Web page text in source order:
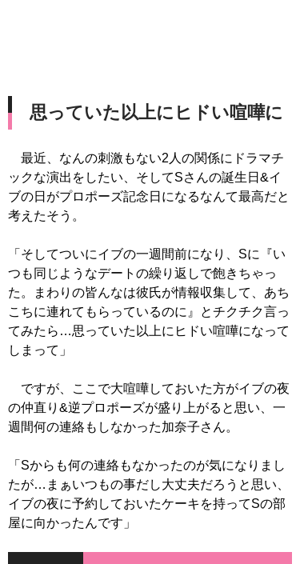
思っていた以上にヒドい喧嘩に
最近、なんの刺激もない2人の関係にドラマチ
ックな演出をしたい、そしてSさんの誕生日&イ
ブの日がプロポーズ記念日になるなんて最高だと
考えたそう。
「そしてついにイブの一週間前になり、Sに『い
つも同じようなデートの繰り返しで飽きちゃっ
た。まわりの皆んなは彼氏が情報収集して、あち
こちに連れてもらっているのに』とチクチク言っ
てみたら…思っていた以上にヒドい喧嘩になって
しまって」
ですが、ここで大喧嘩しておいた方がイブの夜
の仲直り&逆プロポーズが盛り上がると思い、一
週間何の連絡もしなかった加奈子さん。
「Sからも何の連絡もなかったのが気になりまし
たが…まぁいつもの事だし大丈夫だろうと思い、
イブの夜に予約しておいたケーキを持ってSの部
屋に向かったんです」